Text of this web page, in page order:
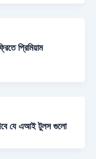
প্রিমিয়াম
যে এআই টুলস গুলো